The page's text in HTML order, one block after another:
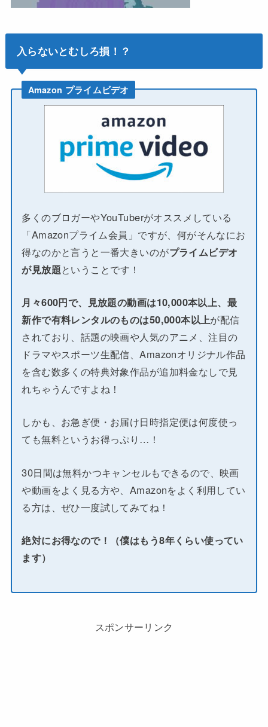
入らないとむしろ損！？
Amazon プライムビデオ
多くのブロガーやYouTuberがオススメしている
「Amazonプライム会員」ですが、何がそんなにお
得なのかと言うと一番大きいのがプライムビデオ
が見放題ということです！
月々600円で、見放題の動画は10,000本以上、最
新作で有料レンタルのものは50,000本以上が配信
されており、話題の映画や人気のアニメ、注目の
ドラマやスポーツ生配信、Amazonオリジナル作品
を含む数多くの特典対象作品が追加料金なしで見
れちゃうんですよね！
しかも、お急ぎ便・お届け日時指定便は何度使っ
ても無料というお得っぷり…！
30日間は無料かつキャンセルもできるので、映画
や動画をよく見る方や、Amazonをよく利用してい
る方は、ぜひ一度試してみてね！
絶対にお得なので！（僕はもう8年くらい使ってい
ます）
スポンサーリンク